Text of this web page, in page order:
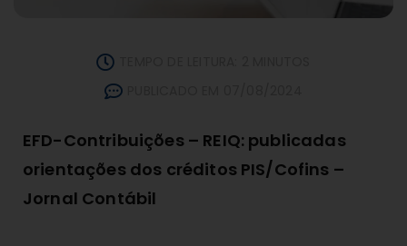
EFD-Contribuições – REIQ: publicadas
orientações dos créditos PIS/Cofins –
Jornal Contábil